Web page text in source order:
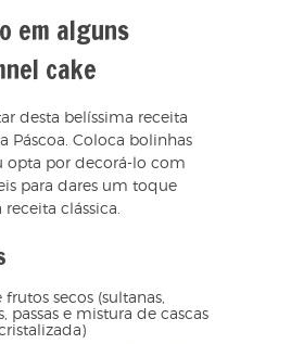
em alguns
cake
desta belíssima receita
Páscoa. Coloca bolinhas
opta por decorá-lo com
para dares um toque
clássica.
secos (sultanas,
passas e mistura de cascas